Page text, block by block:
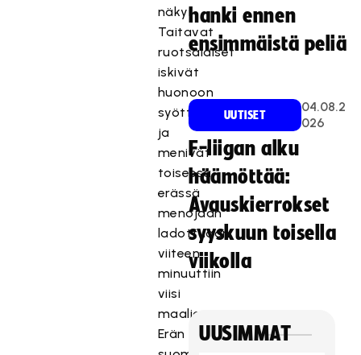
näkyi.
Taitavat
ruotsalaiset
iskivät
huonoon
syöttöpeliin
ja
menivät
toisessa
erässä
menojaan
ladottuaan
viiteen
minuuttiin
viisi
maalia.
Erän
hanki ennen
ensimmäistä peliä
UUTISET
04.08.2
026
F-liigan alku
häämöttää:
Avauskierrokset
syyskuun toisella
viikolla
UUSIMMAT